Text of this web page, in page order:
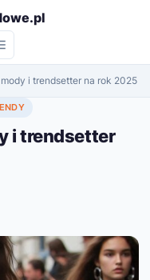
i trendsetter na rok 2025
i trendsetter